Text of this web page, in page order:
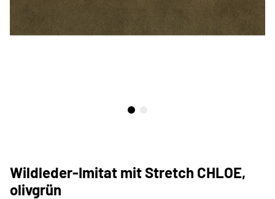
Wildleder-Imitat mit Stretch CHLOE,
olivgrün